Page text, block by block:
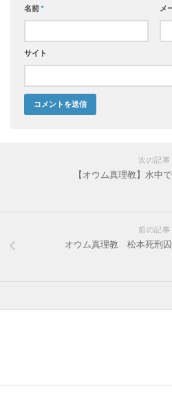
名前* メ
サイト
次の記事
【オウム真理教】水中
前の記事
オウム真理教 松本死刑